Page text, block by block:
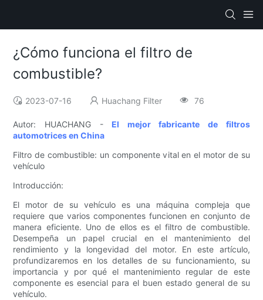
¿Cómo funciona el filtro de
combustible?
2023-07-16 Huachang Filter 76
Autor: HUACHANG - El mejor fabricante de filtros
automotrices en China
Filtro de combustible: un componente vital en el motor de su
vehículo
Introducción:
El motor de su vehículo es una máquina compleja que
requiere que varios componentes funcionen en conjunto de
manera eficiente. Uno de ellos es el filtro de combustible.
Desempeña un papel crucial en el mantenimiento del
rendimiento y la longevidad del motor. En este artículo,
profundizaremos en los detalles de su funcionamiento, su
importancia y por qué el mantenimiento regular de este
componente es esencial para el buen estado general de su
vehículo.